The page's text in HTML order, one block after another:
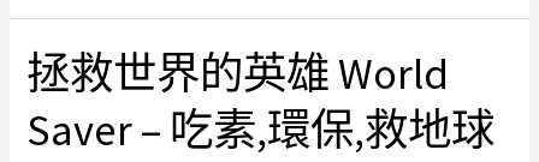
容
請
斟
吃
Master
Ching
Hai-
吃
素,
拯救世界的英雄 World
Saver – 吃素,環保,救地球
拯
救
世